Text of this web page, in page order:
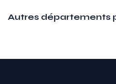
Autres départements